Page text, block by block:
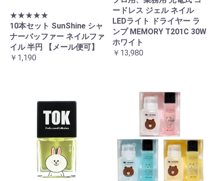
★★★★★
10本セット SunShine シャ
ナーバッファー ネイルファ
イル 半円 【メール便可】
￥1,190
ードレス ジェル ネイル
LEDライト ドライヤー ラ
ンプ MEMORY T201C 30W
ホワイト
￥13,980